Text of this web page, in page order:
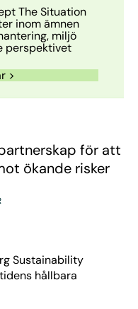
The Situation
inom ämnen
miljö
perspektivet
>
för att
ökande risker
Sustainability
hållbara